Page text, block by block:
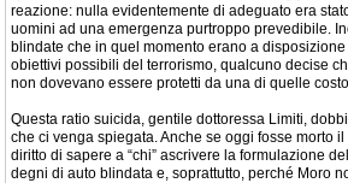
reazione: nulla evidentemente di adeguato era
uomini ad una emergenza purtroppo prevedibile.
blindate che in quel momento erano a
obiettivi possibili del terrorismo, qualcuno decise
non dovevano essere protetti da una di quelle
Questa ratio suicida, gentile dottoressa Limiti,
che ci venga spiegata. Anche se oggi fosse morto il
diritto di sapere a “chi” ascrivere la formulazione
degni di auto blindata e, soprattutto, perché Moro